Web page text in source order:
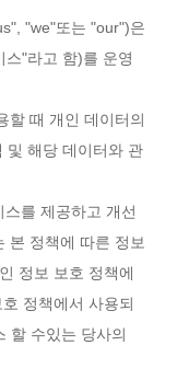
"we"또는 "our")은
"라고 함)를 운영
할 때 개인 데이터의
및 해당 데이터와 관
를 제공하고 개선
본 정책에 따른 정보
정보 보호 정책에
정책에서 사용되
할 수있는 당사의